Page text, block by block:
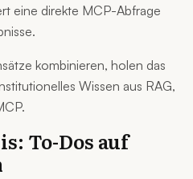
eine direkte MCP-Abfrage
kombinieren, holen das
Wissen aus RAG,
To-Dos auf